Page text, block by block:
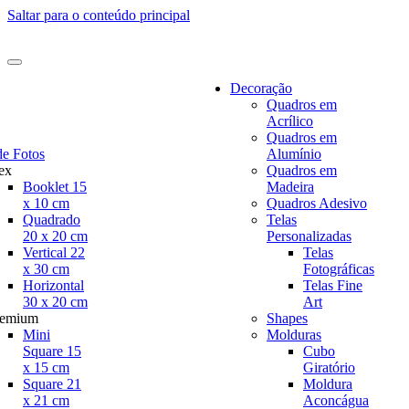
Saltar para o conteúdo principal
Fotos
Booklet 15
x 10 cm
Quadrado
20 x 20 cm
Vertical 22
x 30 cm
Horizontal
30 x 20 cm
Mini
Square 15
x 15 cm
Square 21
x 21 cm
Decoração
Quadros em
Acrílico
Quadros em
Alumínio
Quadros em
Madeira
Quadros Adesivo
Telas
Personalizadas
Telas
Fotográficas
Telas Fine
Art
Shapes
Molduras
Cubo
Giratório
Moldura
Aconcágua